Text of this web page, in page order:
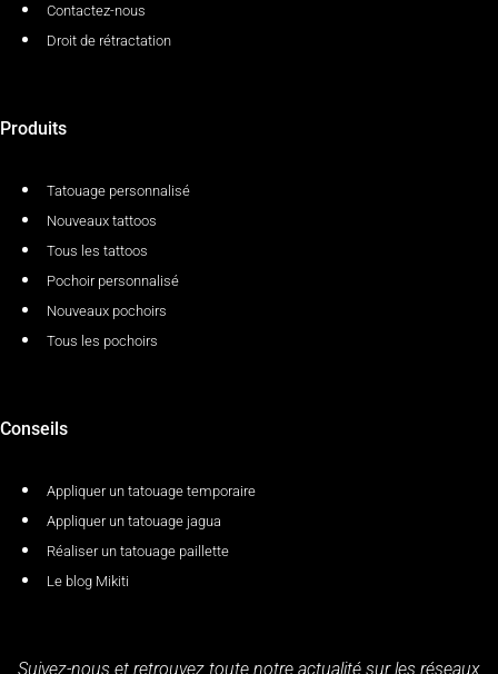
Contactez-nous
Droit de rétractation
Produits
Tatouage personnalisé
Nouveaux tattoos
Tous les tattoos
Pochoir personnalisé
Nouveaux pochoirs
Tous les pochoirs
Conseils
Appliquer un tatouage temporaire
Appliquer un tatouage jagua
Réaliser un tatouage paillette
Le blog Mikiti
Suivez-nous et retrouvez toute notre actualité sur les réseaux